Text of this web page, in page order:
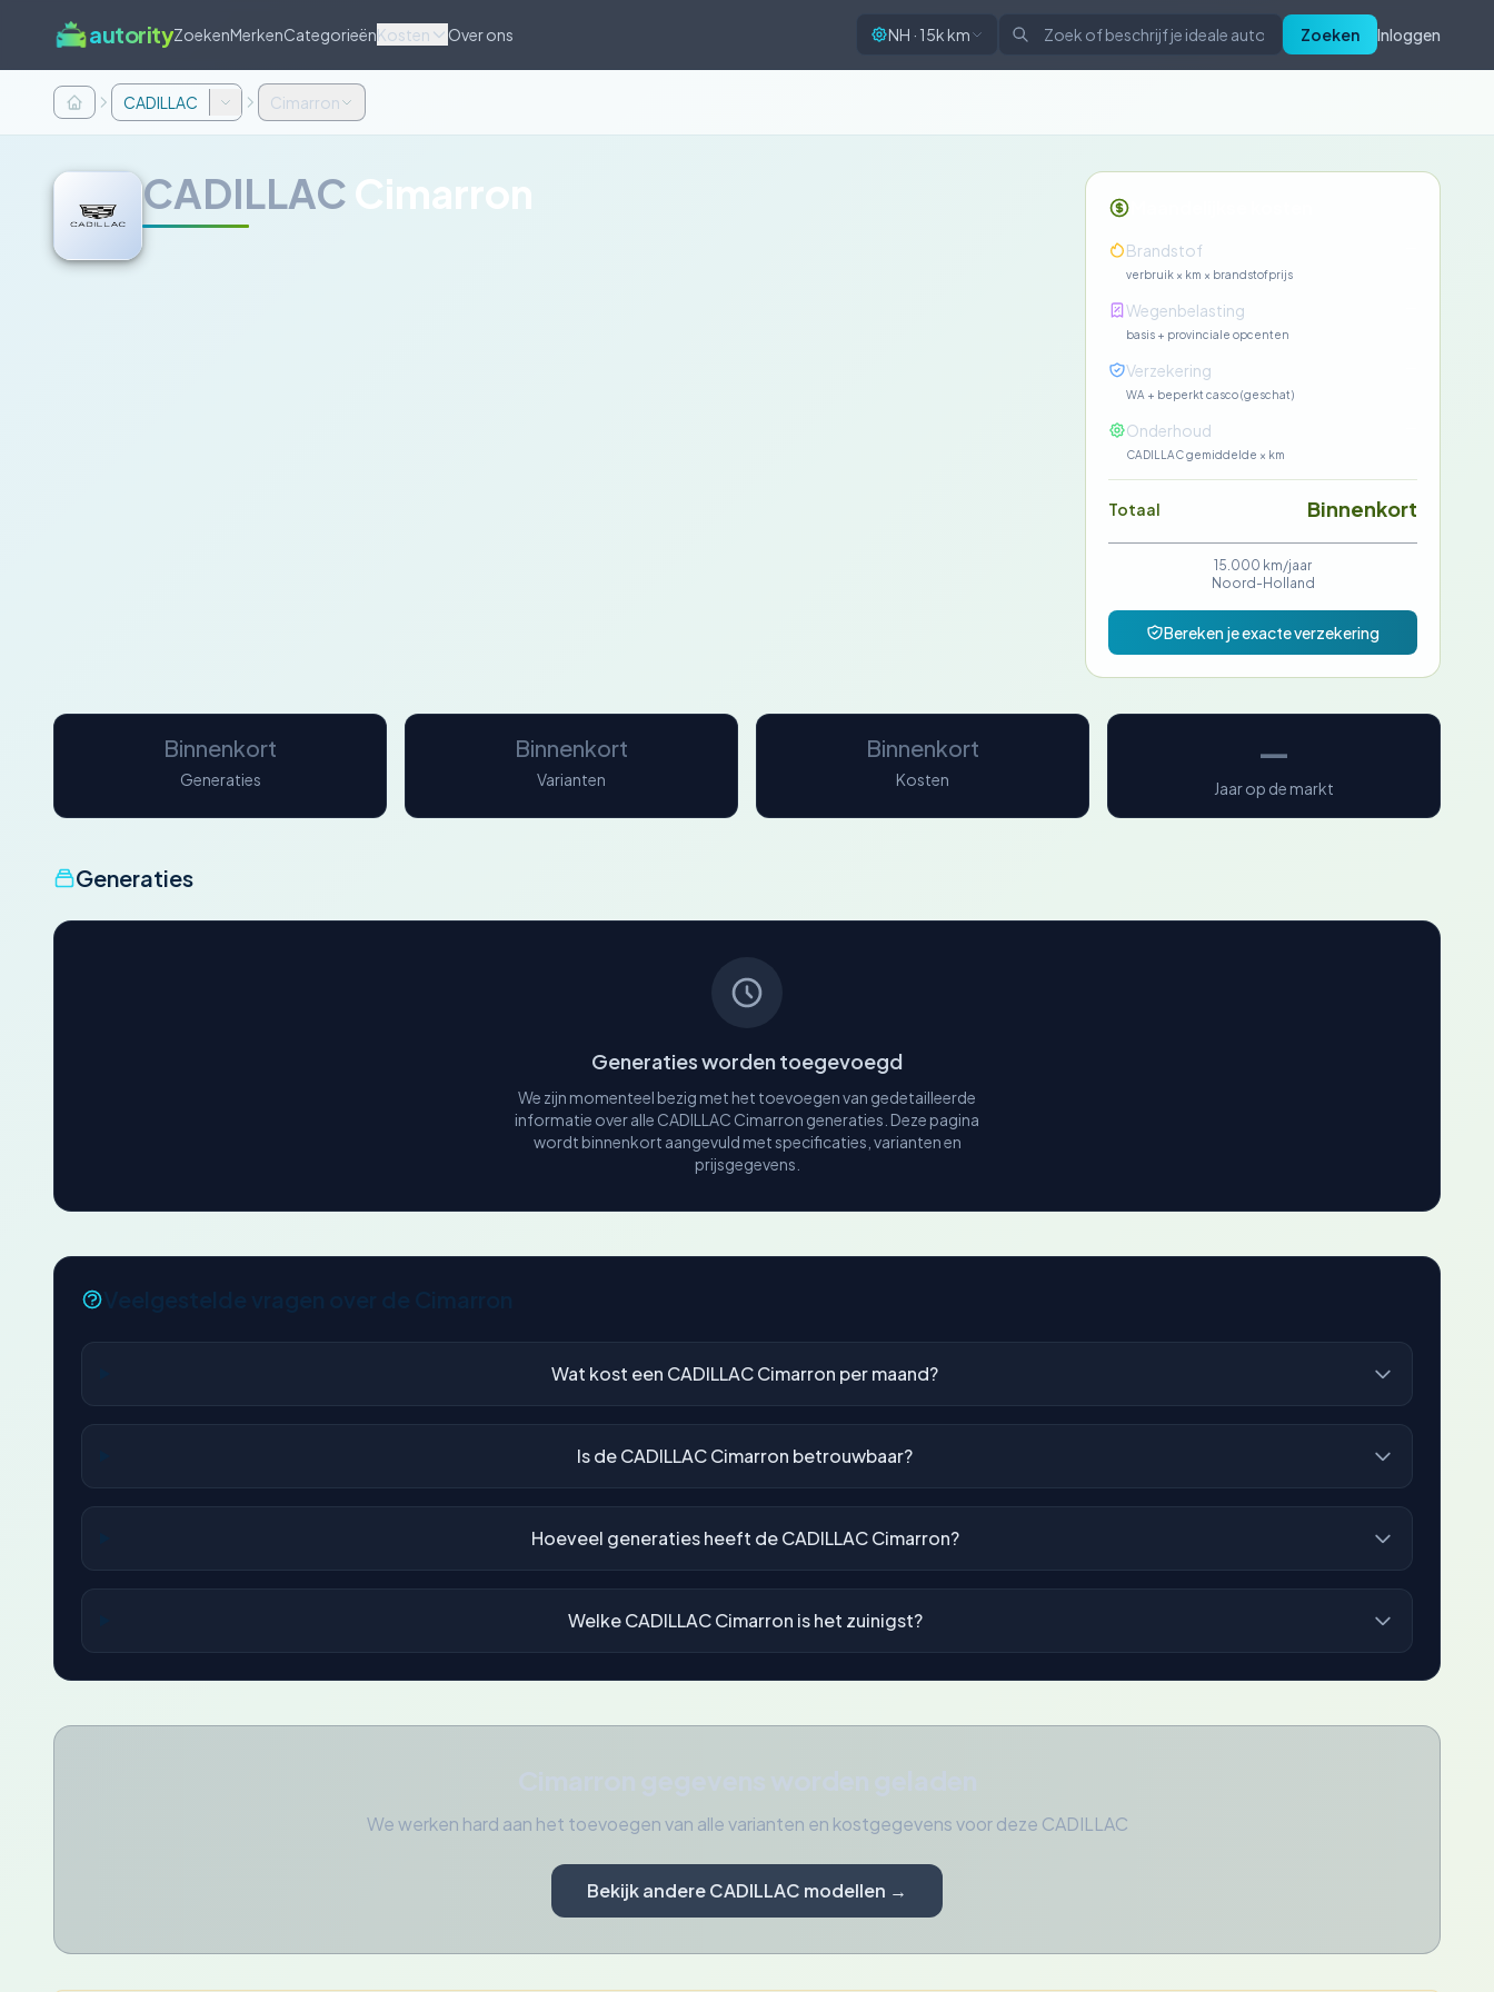
autorityZoekenMerkenCategorieënKosten Over ons NH · 15k km Zoeken Inloggen
CADILLAC Cimarron
CADILLAC Cimarron
Brandstof
verbruik × km × brandstofprijs
Wegenbelasting
basis + provinciale opcenten
Verzekering
WA + beperkt casco (geschat)
Onderhoud
CADILLAC gemiddelde × km
Totaal Binnenkort
15.000 km/jaar
Noord-Holland
Bereken je exacte verzekering
Binnenkort
Generaties
Binnenkort
Varianten
Binnenkort
Kosten
—
Jaar op de markt
Generaties
Generaties worden toegevoegd
We zijn momenteel bezig met het toevoegen van gedetailleerde
informatie over alle CADILLAC Cimarron generaties. Deze pagina
wordt binnenkort aangevuld met specificaties, varianten en
prijsgegevens.
Wat kost een CADILLAC Cimarron per maand?
Is de CADILLAC Cimarron betrouwbaar?
Hoeveel generaties heeft de CADILLAC Cimarron?
Welke CADILLAC Cimarron is het zuinigst?
We werken hard aan het toevoegen van alle varianten en kostgegevens voor deze CADILLAC
Bekijk andere CADILLAC modellen →